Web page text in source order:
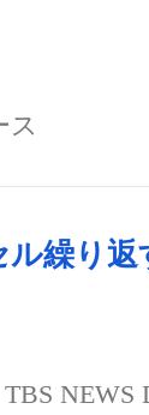
ス
繰り返
TBS NEWS